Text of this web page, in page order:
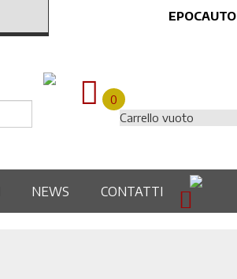
EPOCAUTO
0
Carrello vuoto
NEWS CONTATTI